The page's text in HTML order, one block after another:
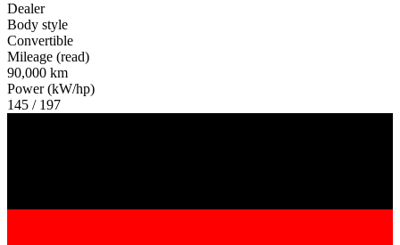
Dealer
Body style
Convertible
Mileage (read)
90,000 km
Power (kW/hp)
145 / 197